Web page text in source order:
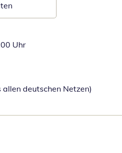
Uhr
deutschen Netzen)